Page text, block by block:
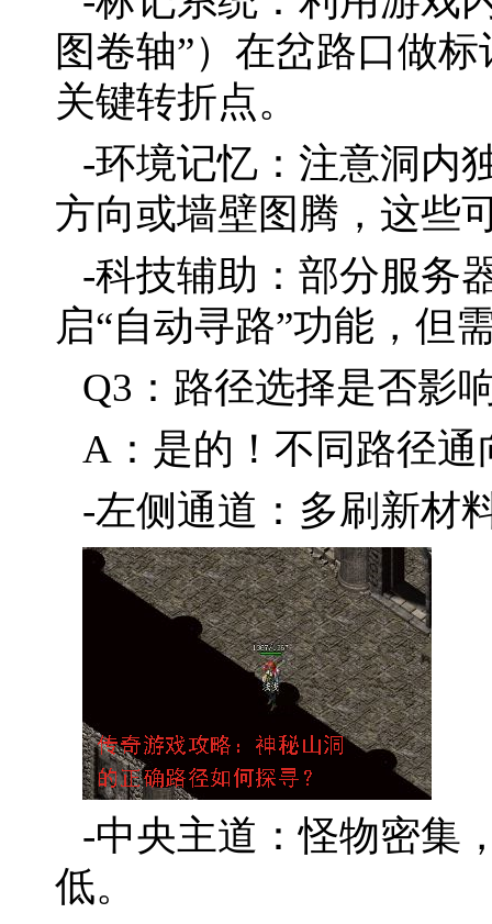
图卷轴”）在岔路口做
关键转折点。
-环境记忆：注意洞内
方向或墙壁图腾，这些
-科技辅助：部分服务
启“自动寻路”功能，但
Q3：路径选择是否影
A：是的！不同路径
-左侧通道：多刷新材
-中央主道：怪物密集
低。